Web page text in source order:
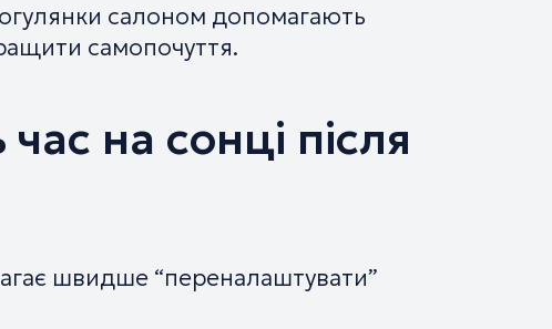
салоном допомагають
самопочуття.
на сонці після
швидше “переналаштувати”